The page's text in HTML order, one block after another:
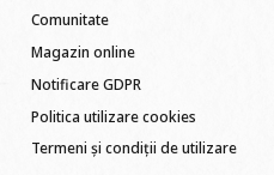
Comunitate
Magazin online
Notificare GDPR
Politica utilizare cookies
Termeni și condiții de utilizare